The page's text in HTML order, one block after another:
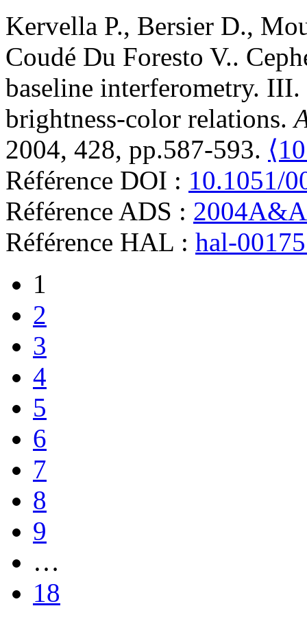
Kervella P., Bersier D.,
Coudé Du Foresto V..
baseline interferometry.
brightness-color relations.
2004, 428, pp.587-593.
Référence DOI : 10.1051/
Référence ADS :
Référence HAL : hal-
1
2
3
4
5
6
7
8
9
…
18